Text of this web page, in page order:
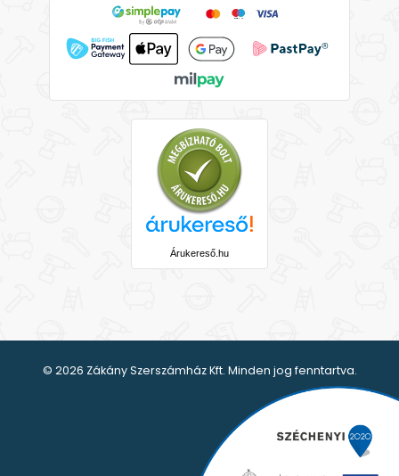
Árukereső.hu
© 2026 Zákány Szerszámház Kft. Minden jog fenntartva.